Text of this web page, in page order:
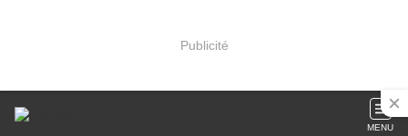
Publicité
MENU